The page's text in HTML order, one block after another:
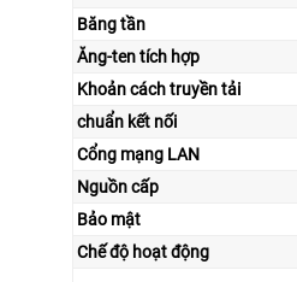
Băng tần
Ăng-ten tích hợp
Khoản cách truyền tải
chuẩn kết nối
Cổng mạng LAN
Nguồn cấp
Bảo mật
Chế độ hoạt động